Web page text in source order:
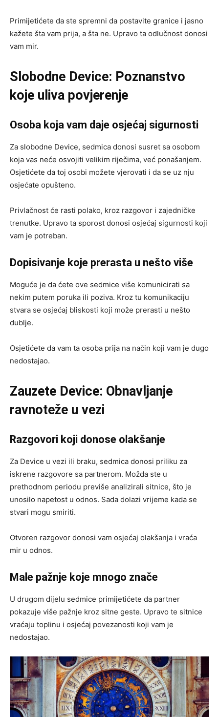
Primijetićete da ste spremni da postavite granice i jasno
kažete šta vam prija, a šta ne. Upravo ta odlučnost donosi
vam mir.
Slobodne Device: Poznanstvo
koje uliva povjerenje
Osoba koja vam daje osjećaj sigurnosti
Za slobodne Device, sedmica donosi susret sa osobom
koja vas neće osvojiti velikim riječima, već ponašanjem.
Osjetićete da toj osobi možete vjerovati i da se uz nju
osjećate opušteno.
Privlačnost će rasti polako, kroz razgovor i zajedničke
trenutke. Upravo ta sporost donosi osjećaj sigurnosti koji
vam je potreban.
Dopisivanje koje prerasta u nešto više
Moguće je da ćete ove sedmice više komunicirati sa
nekim putem poruka ili poziva. Kroz tu komunikaciju
stvara se osjećaj bliskosti koji može prerasti u nešto
dublje.
Osjetićete da vam ta osoba prija na način koji vam je dugo
nedostajao.
Zauzete Device: Obnavljanje
ravnoteže u vezi
Razgovori koji donose olakšanje
Za Device u vezi ili braku, sedmica donosi priliku za
iskrene razgovore sa partnerom. Možda ste u
prethodnom periodu previše analizirali sitnice, što je
unosilo napetost u odnos. Sada dolazi vrijeme kada se
stvari mogu smiriti.
Otvoren razgovor donosi vam osjećaj olakšanja i vraća
mir u odnos.
Male pažnje koje mnogo znače
U drugom dijelu sedmice primijetićete da partner
pokazuje više pažnje kroz sitne geste. Upravo te sitnice
vraćaju toplinu i osjećaj povezanosti koji vam je
nedostajao.